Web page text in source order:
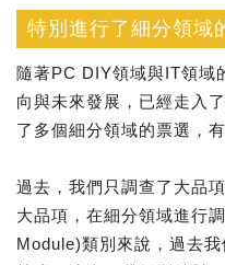
特別進行了細分領域
隨著PC DIY領域與IT領域
向與未來發展，已經走入
了多個細分領域的票選，
過去，我們只調查了大品
大品項，在細分領域進行
Module)類別來說，過去